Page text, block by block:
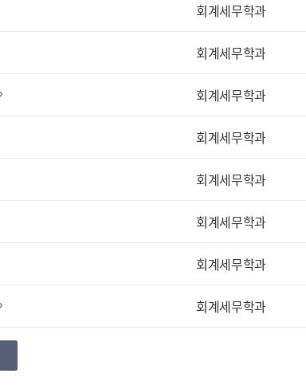
회계세무학과
회계세무학과
회계세무학과
회계세무학과
회계세무학과
회계세무학과
회계세무학과
회계세무학과